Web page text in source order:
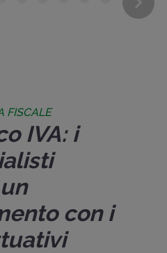
FISCALE
IVA: i
con i